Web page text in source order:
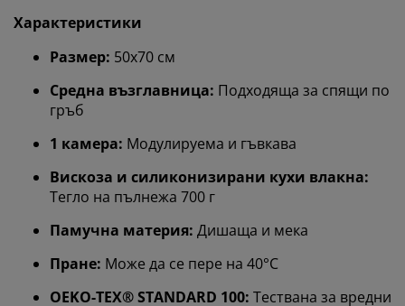
Характеристики
Размер: 50x70 см
Средна възглавница: Подходяща за спящи по
гръб
1 камера: Модулируема и гъвкава
Вискоза и силиконизирани кухи влакна:
Тегло на пълнежа 700 г
Памучна материя: Дишаща и мека
Пране: Може да се пере на 40°C
OEKO-TEX® STANDARD 100: Тествана за вредни